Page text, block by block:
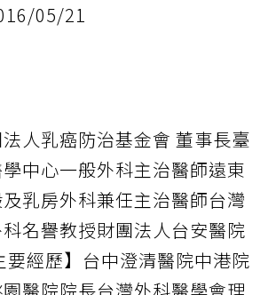
05/21
法人乳癌防治基金會 董事長臺
中心一般外科主治醫師遠東
乳房外科兼任主治醫師台灣
名譽教授財團法人台安醫院
要經歷】台中澄清醫院中港院
醫院院長台灣外科醫學會理